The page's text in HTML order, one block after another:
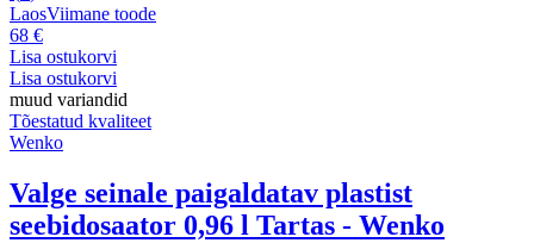
LaosViimane toode
68 €
Lisa ostukorvi
Lisa ostukorvi
muud variandid
Tõestatud kvaliteet
Wenko
Valge seinale paigaldatav plastist
seebidosaator 0,96 l Tartas - Wenko